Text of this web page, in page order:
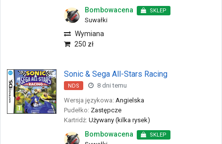
Bombowacena SKLEP
Suwałki
Wymiana
250 zł
Sonic & Sega All-Stars Racing
NDS
8 dni temu
Wersja językowa: Angielska
Pudełko: Zastępcze
Kartridż: Używany (kilka rysek)
Bombowacena SKLEP